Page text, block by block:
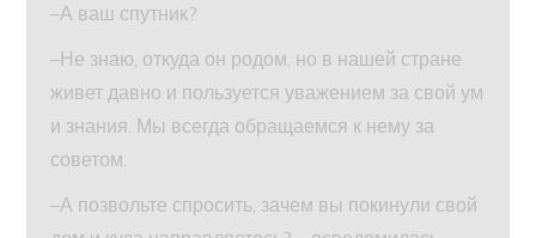
–А ваш спутник?
–Не знаю, откуда он родом, но в нашей стране
живет давно и пользуется уважением за свой ум
и знания. Мы всегда обращаемся к нему за
советом.
–А позвольте спросить, зачем вы покинули свой